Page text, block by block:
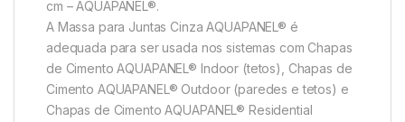
cm – AQUAPANEL®.
A Massa para Juntas Cinza AQUAPANEL® é
adequada para ser usada nos sistemas com Chapas
de Cimento AQUAPANEL® Indoor (tetos), Chapas de
Cimento AQUAPANEL® Outdoor (paredes e tetos) e
Chapas de Cimento AQUAPANEL® Residential